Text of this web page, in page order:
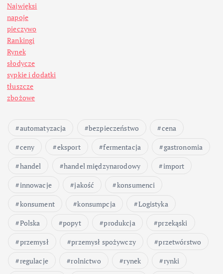
Najwięksi
napoje
pieczywo
Rankingi
Rynek
słodycze
sypkie i dodatki
tłuszcze
zbożowe
automatyzacja bezpieczeństwo
cena
ceny
eksport fermentacja
gastronomia
handel
handel międzynarodowy
import
innowacje
jakość
konsumenci
konsument
konsumpcja
Logistyka
Polska
popyt produkcja
przekąski
przemysł
przemysł spożywczy
przetwórstwo
regulacje
rolnictwo rynek
rynki